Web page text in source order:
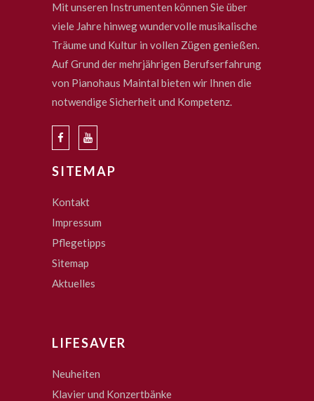
Mit unseren Instrumenten können Sie über
viele Jahre hinweg wundervolle musikalische
Träume und Kultur in vollen Zügen genießen.
Auf Grund der mehrjährigen Berufserfahrung
von Pianohaus Maintal bieten wir Ihnen die
notwendige Sicherheit und Kompetenz.
SITEMAP
Kontakt
Impressum
Pflegetipps
Sitemap
Aktuelles
LIFESAVER
Neuheiten
Klavier und Konzertbänke